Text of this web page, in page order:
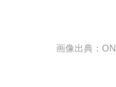
画像出典：